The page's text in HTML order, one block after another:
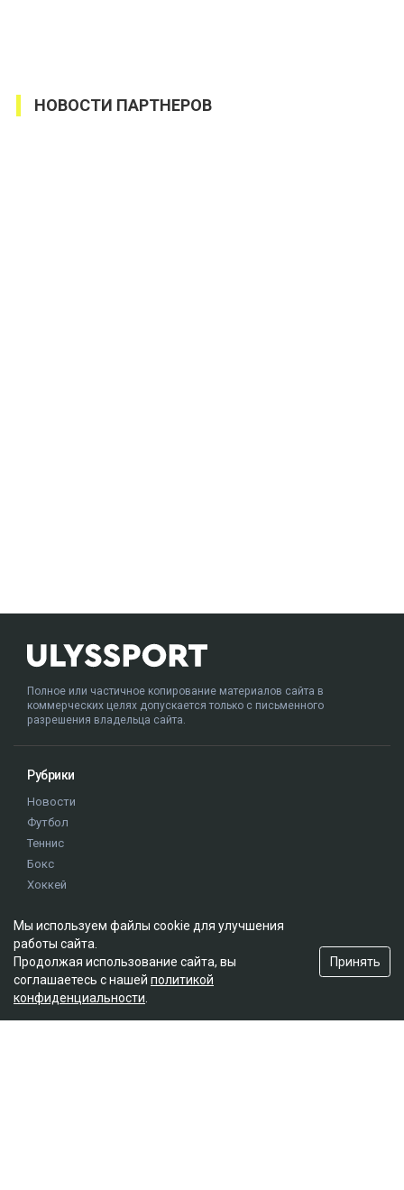
НОВОСТИ ПАРТНЕРОВ
Полное или частичное копирование материалов сайта в
коммерческих целях допускается только с письменного
разрешения владельца сайта.
Рубрики
Новости
Футбол
Теннис
Бокс
Хоккей
Истории
Олимпиада
Редакция
О проекте
Мы используем файлы cookie для улучшения
работы сайта.
Продолжая использование сайта, вы
соглашаетесь с нашей политикой
конфиденциальности
Принять